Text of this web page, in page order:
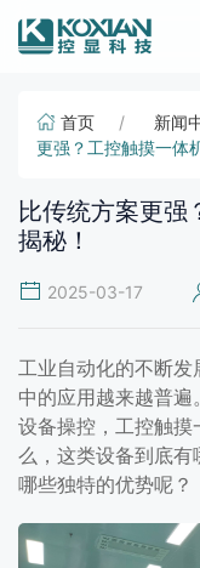
首页 新闻
更强？工控触摸一体
比传统方案更强
揭秘！
2025-03-17
工业自动化的不断
中的应用越来越普
设备操控，工控触
么，这类设备到底
哪些独特的优势呢？